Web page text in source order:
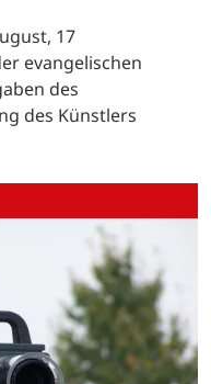
17
evangelischen
des
des Künstlers